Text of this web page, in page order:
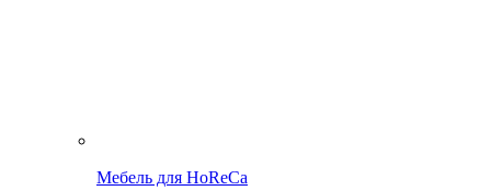
Мебель для HoReCa